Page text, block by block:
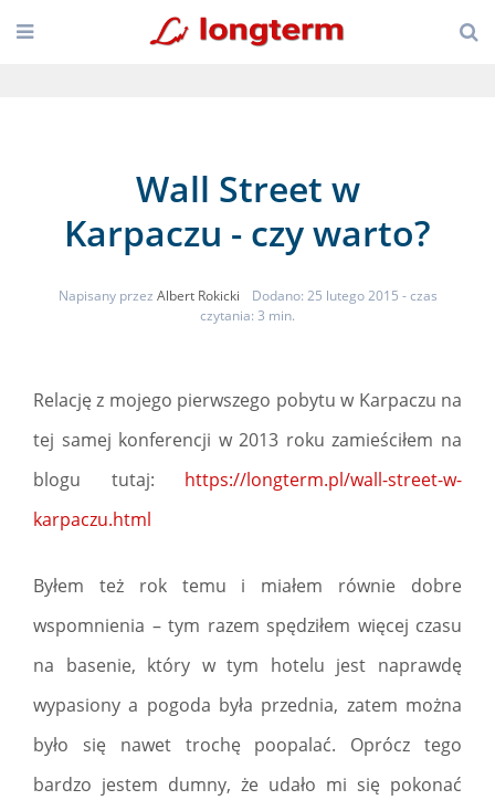
Wall Street w
Karpaczu - czy warto?
Napisany przez Albert Rokicki Dodano: 25 lutego 2015 - czas
czytania: 3 min.
Relację z mojego pierwszego pobytu w Karpaczu na
tej samej konferencji w 2013 roku zamieściłem na
blogu tutaj: https://longterm.pl/wall-street-w-
karpaczu.html
Byłem też rok temu i miałem równie dobre
wspomnienia – tym razem spędziłem więcej czasu
na basenie, który w tym hotelu jest naprawdę
wypasiony a pogoda była przednia, zatem można
było się nawet trochę poopalać. Oprócz tego
bardzo jestem dumny, że udało mi się pokonać